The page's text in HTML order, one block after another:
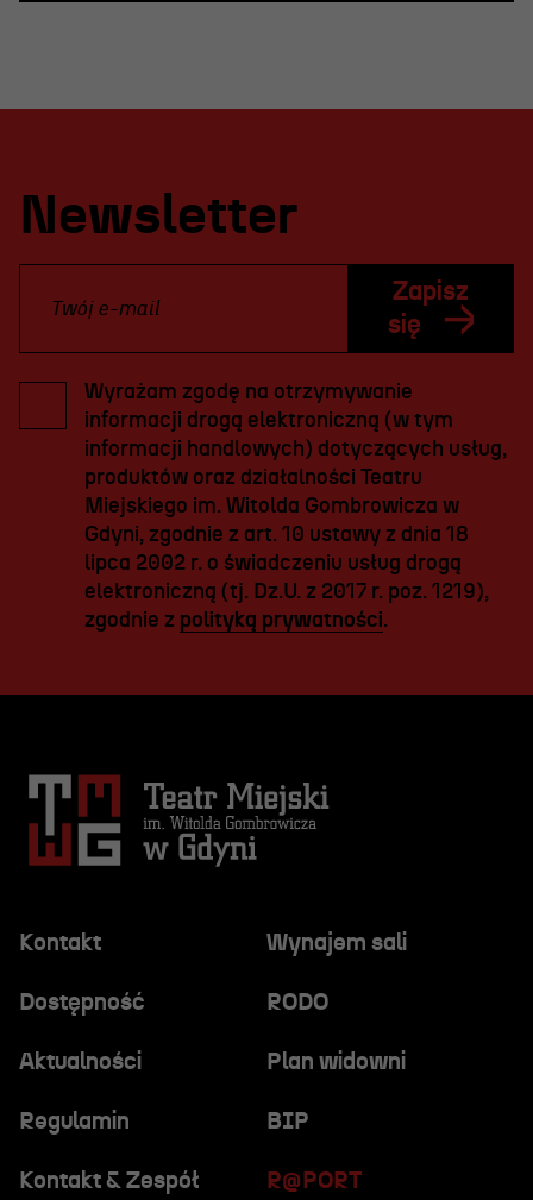
Newsletter
Zapisz
się
Wyrażam zgodę na otrzymywanie
informacji drogą elektroniczną (w tym
informacji handlowych) dotyczących usług,
produktów oraz działalności Teatru
Miejskiego im. Witolda Gombrowicza w
Gdyni, zgodnie z art. 10 ustawy z dnia 18
lipca 2002 r. o świadczeniu usług drogą
elektroniczną (tj. Dz.U. z 2017 r. poz. 1219),
zgodnie z polityką prywatności.
Kontakt Wynajem sali
Dostępność RODO
R@PORT
Aktualności Plan widowni
Regulamin BIP
Kontakt & Zespół